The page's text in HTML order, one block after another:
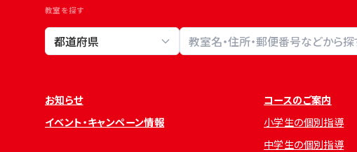
教室を探す
教室検索
お知らせ
イベント・キャンペーン情報
コースのご案内
小学生の個別指導
中学生の個別指導